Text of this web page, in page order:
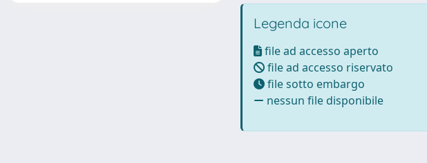
Legenda icone
file ad accesso aperto
file ad accesso riservato
file sotto embargo
nessun file disponibile